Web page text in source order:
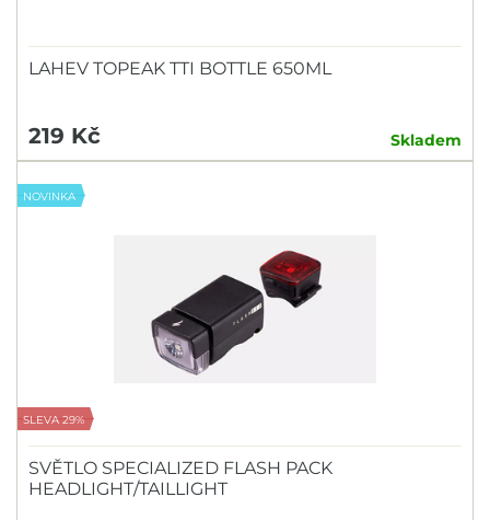
LAHEV TOPEAK TTI BOTTLE 650ML
219 Kč Skladem
NOVINKA
SLEVA 29%
SVĚTLO SPECIALIZED FLASH PACK
HEADLIGHT/TAILLIGHT